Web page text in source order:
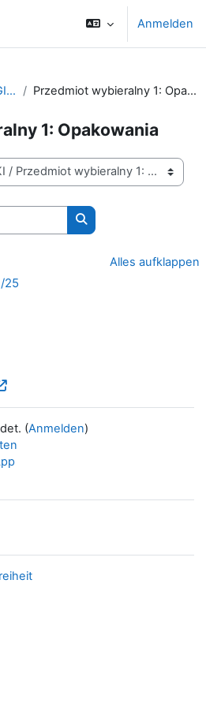
Anmelden
WI, KATEDRA LOGISTYKI Przedmiot wybieralny 1: Opakowania
1: Opakowania
Kurse suchen
Alles aufklappen
25
(Anmelden)